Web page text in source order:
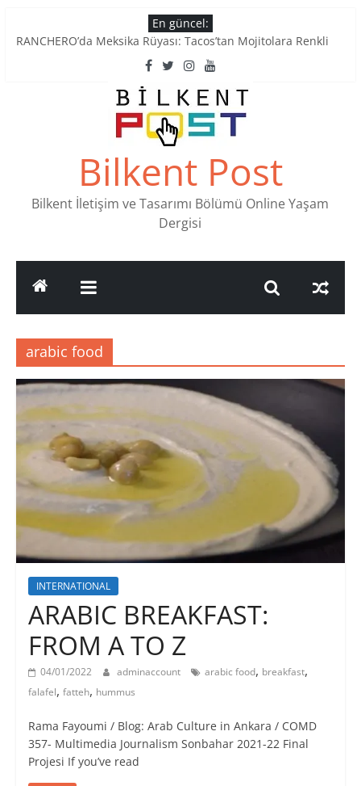
to
En güncel:
Tatlı Konuşalım: Ankara’nın 4 Köklü Pastanesi
RANCHERO’da Meksika Rüyası: Tacos’tan Mojitolara Renkli
Pullardaki tarih: PTT Pul Müzesi
Stamp Collectors Unite: Places to Find Stamps in Ankara
Bilkent Post
Bilkent İletişim ve Tasarımı Bölümü Online Yaşam
Dergisi
arabic food
INTERNATIONAL
ARABIC BREAKFAST:
FROM A TO Z
04/01/2022 adminaccount arabic food, breakfast,
falafel, fatteh, hummus
Rama Fayoumi / Blog: Arab Culture in Ankara / COMD
357- Multimedia Journalism Sonbahar 2021-22 Final
Projesi If you’ve read